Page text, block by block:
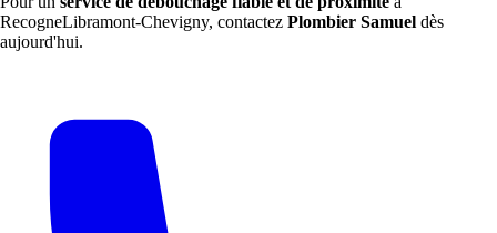
RecogneLibramont-Chevigny, contactez Plombier Samuel dès
aujourd'hui.